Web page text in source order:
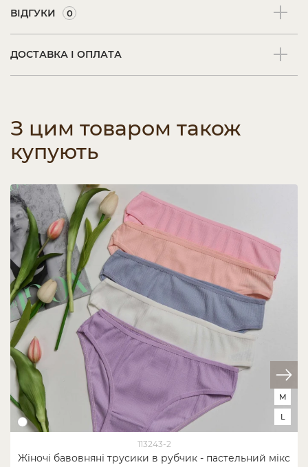
ВІДГУКИ 0
ДОСТАВКА І ОПЛАТА
З цим товаром також
купують
113243-2
Жіночі бавовняні трусики в рубчик - пастельний мікс
M
L